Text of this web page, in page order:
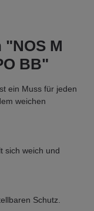
M
BB"
ein Muss für jeden
weichen
sich weich und
Schutz.